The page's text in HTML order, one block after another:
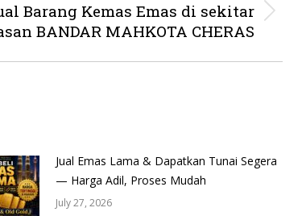
Barang Kemas Emas di sekitar
BANDAR MAHKOTA CHERAS
Jual Emas Lama & Dapatkan Tunai Segera
— Harga Adil, Proses Mudah
July 27, 2026